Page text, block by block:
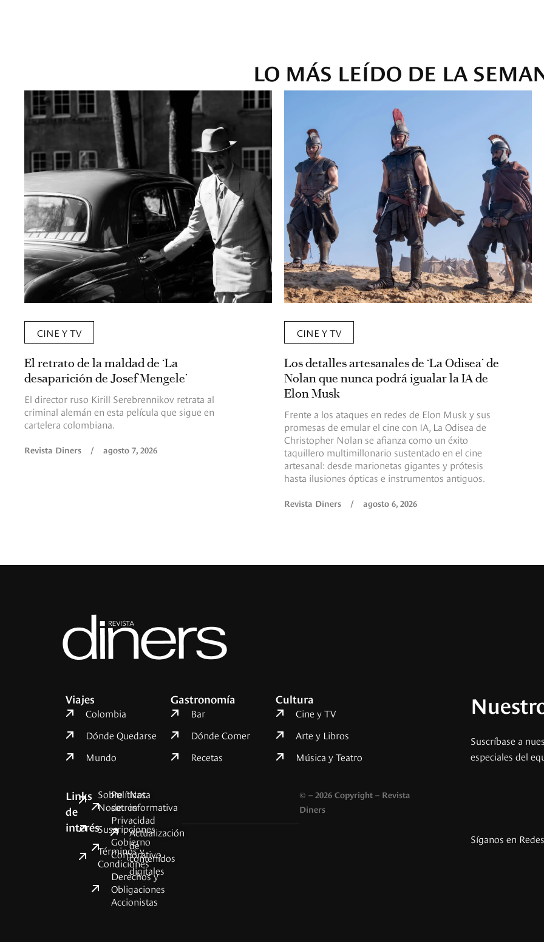
LO MÁS LEÍDO DE LA
CINE Y TV
El retrato de la maldad de ‘La
desaparición de Josef Mengele’
El director ruso Kirill Serebrennikov retrata al
criminal alemán en esta película que sigue en
cartelera colombiana.
Revista Diners / agosto 7, 2026
CINE Y TV
Los detalles artesanales de ‘La Odisea’ de
Nolan que nunca podrá igualar la IA de
Elon Musk
Frente a los ataques en redes de Elon Musk y sus
promesas de emular el cine con IA, La Odisea de
Christopher Nolan se afianza como un éxito
taquillero multimillonario sustentado en el cine
artesanal: desde marionetas gigantes y prótesis
hasta ilusiones ópticas e instrumentos antiguos.
Revista Diners / agosto 6, 2026
Viajes
Colombia
Dónde Quedarse
Mundo
Gastronomía
Bar
Dónde Comer
Recetas
Cultura
Cine y TV
Arte y Libros
Música y Teatro
Links
de
interés
Sobre
Nosotros
Suscripciones
Términos y
Condiciones
Políticas
de
Privacidad
Gobierno
Corporativo
Derechos y
Obligaciones
Accionistas
Nota
informativa
–
Actualización
de
contenidos
digitales
© – 2026 Copyright – Revista
Diners
Suscríbase a
especiales del
Síganos en